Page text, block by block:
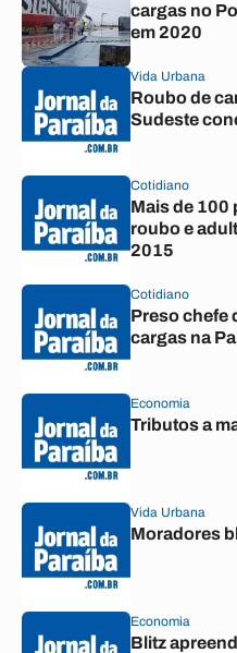
cargas no
em 2020
Vida Urbana
Roubo de
Sudeste
Cotidiano
Mais de 100
roubo e
2015
Cotidiano
Preso chefe
cargas na
Economia
Tributos a
Vida Urbana
Moradores
Economia
Blitz